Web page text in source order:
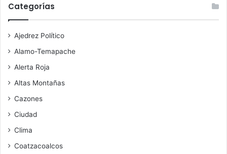
Categorías
Ajedrez Político
Alamo-Temapache
Alerta Roja
Altas Montañas
Cazones
Ciudad
Clima
Coatzacoalcos